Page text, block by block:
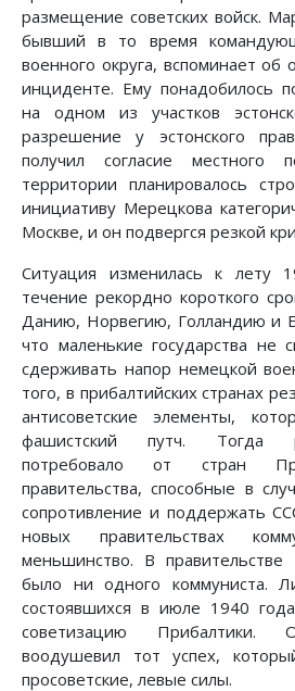
размещение советских войск.
бывший в то время
военного округа, вспоми­нает об
инциденте. Ему понадобилось
на одном из участков
разрешение у эстонского
получил согласие местного
территории планировалось
инициативу Мерец­кова
Москве, и он подвергся резкой
Ситуация изменилась к лету
течение рекордно корот­кого
Данию, Норвегию, Голландию и
что маленькие государства не
сдерживать напор немецкой
того, в прибалтийских странах
антисоветские элементы,
фашистский путч. Тогда
потребовало от стран
правительства, способные в
сопротивление и поддержать
новых правительствах
меньшинство. В
было ни одного коммуниста.
состоявшихся в июле 1940
советизацию Прибалтики.
воодушевил тот успех,
просоветские, левые силы.